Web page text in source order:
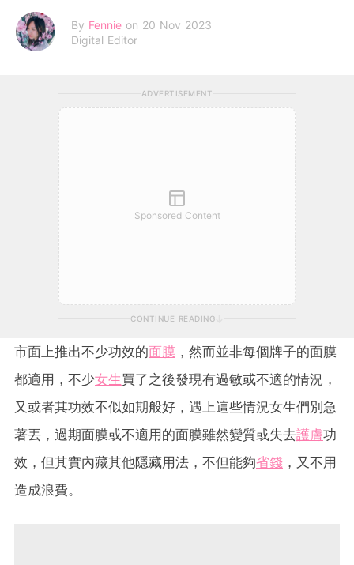
By Fennie on 20 Nov 2023
Digital Editor
ADVERTISEMENT
Sponsored Content
CONTINUE READING
市面上推出不少功效的面膜 ，然而並非每個牌子的面膜
都適用，不少女生買了之後發現有過敏或不適的情況，
又或者其功效不似如期般好，遇上這些情況女生們別急
著丟，過期面膜或不適用的面膜雖然變質或失去護膚功
效，但其實內藏其他隱藏用法，不但能夠省錢 ，又不用
造成浪費。